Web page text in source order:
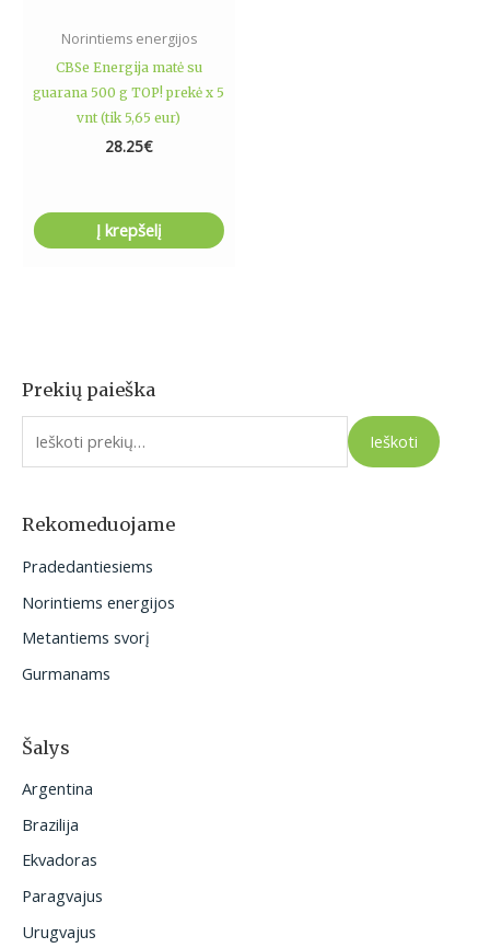
Prekių paieška
I
e
o
:
Ieškoti
Rekomeduojame
Pradedantiesiems
Norintiems energijos
Metantiems svorį
Gurmanams
Šalys
Argentina
Brazilija
Ekvadoras
Paragvajus
Urugvajus
Norintiems energijos
CBSe Energija matė su
guarana 500 g TOP! prekė x 5
vnt (tik 5,65 eur)
28.25€
Į krepšelį